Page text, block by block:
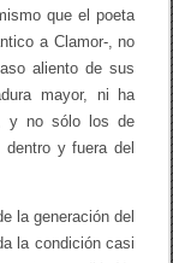
que el poeta
a Clamor-, no
aliento de sus
mayor, ni ha
y no sólo los de
y fuera del
la generación del
la condición casi